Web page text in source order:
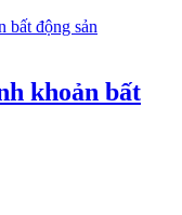
khoản bất